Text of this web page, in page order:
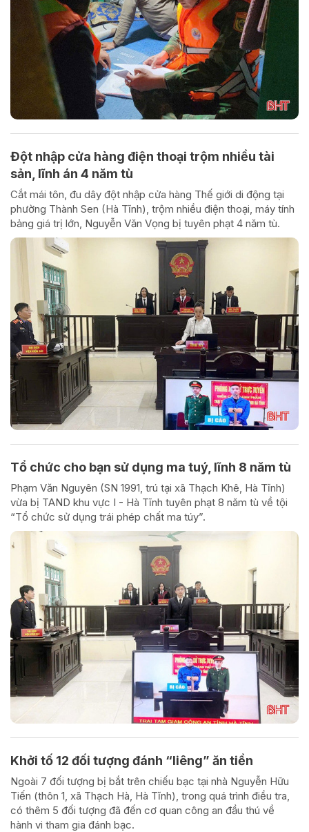
Đột nhập cửa hàng điện thoại trộm nhiều tài
sản, lĩnh án 4 năm tù
Cắt mái tôn, đu dây đột nhập cửa hàng Thế giới di động tại
phường Thành Sen (Hà Tĩnh), trộm nhiều điện thoại, máy tính
bảng giá trị lớn, Nguyễn Văn Vọng bị tuyên phạt 4 năm tù.
Tổ chức cho bạn sử dụng ma tuý, lĩnh 8 năm tù
Phạm Văn Nguyên (SN 1991, trú tại xã Thạch Khê, Hà Tĩnh)
vừa bị TAND khu vực I - Hà Tĩnh tuyên phạt 8 năm tù về tội
“Tổ chức sử dụng trái phép chất ma túy”.
Khởi tố 12 đối tượng đánh “liêng” ăn tiền
Ngoài 7 đối tượng bị bắt trên chiếu bạc tại nhà Nguyễn Hữu
Tiến (thôn 1, xã Thạch Hà, Hà Tĩnh), trong quá trình điều tra,
có thêm 5 đối tượng đã đến cơ quan công an đầu thú về
hành vi tham gia đánh bạc.